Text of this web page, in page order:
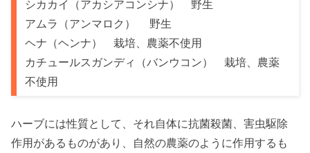
シカカイ（アカシアコンシナ） 野生
アムラ（アンマロク） 野生
ヘナ（ヘンナ） 栽培、農薬不使用
カチュールスガンディ（バンウコン） 栽培、農薬
不使用
ハーブには性質として、それ自体に抗菌殺菌、害虫駆除
作用があるものがあり、自然の農薬のように作用するも